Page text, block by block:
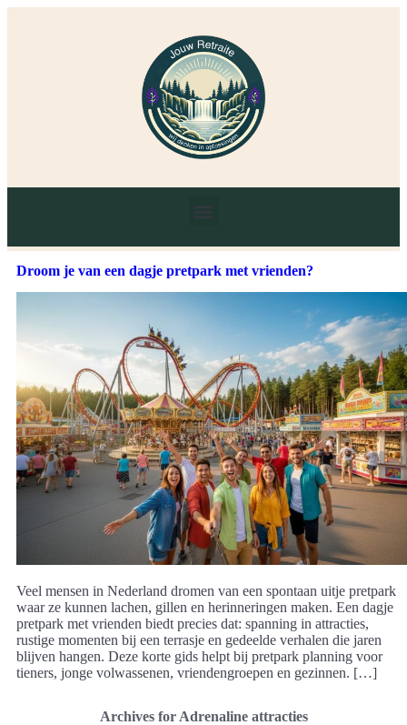
Droom je van een dagje pretpark met vrienden?
Veel mensen in Nederland dromen van een spontaan uitje pretpark
waar ze kunnen lachen, gillen en herinneringen maken. Een dagje
pretpark met vrienden biedt precies dat: spanning in attracties,
rustige momenten bij een terrasje en gedeelde verhalen die jaren
blijven hangen. Deze korte gids helpt bij pretpark planning voor
tieners, jonge volwassenen, vriendengroepen en gezinnen. […]
Archives for Adrenaline attracties